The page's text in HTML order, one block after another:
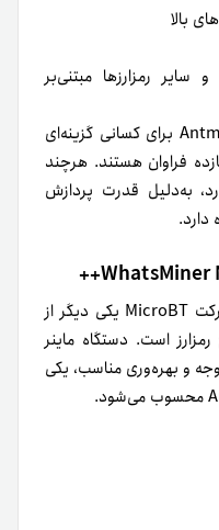
بالا
رمزارزها مبتنی‌بر
ماینر بیت‌مین مدل Antminer S19 Pro برای کسانی گزینه‌ای
فراوان هستند. هرچند
به‌‌دلیل قدرت پردازش
دارد.
ماینر WhatsMiner M30S++ از شرکت MicroBT یکی دیگر از
است. دستگاه ماینر
و بهره‌وری مناسب، یکی